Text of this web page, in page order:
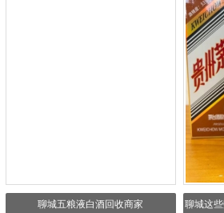
聊城五粮液白酒回收商家